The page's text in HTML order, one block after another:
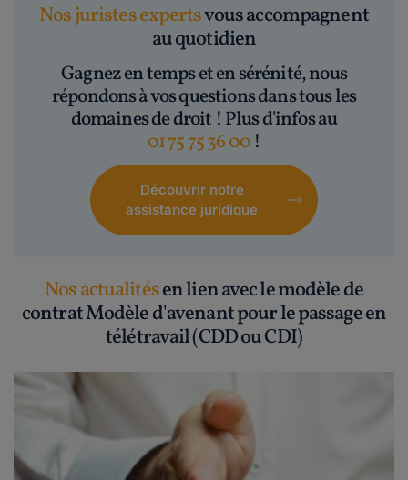
Nos juristes expertsvous accompagnent
au quotidien
Gagnez en temps et en sérénité, nous
répondons à vos questions dans tous les
domaines de droit ! Plus d'infos au
01 75 75 36 00 !
Découvrir notre
assistance juridique
Nos actualitésen lien avec le modèle de
contrat Modèle d'avenant pour le passage en
télétravail (CDD ou CDI)